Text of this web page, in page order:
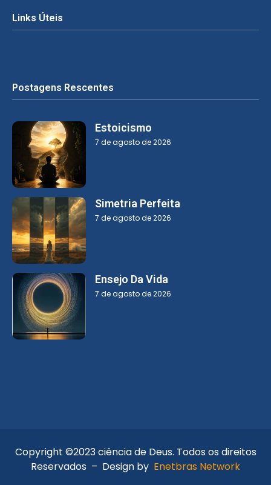
Links Úteis
Postagens Rescentes
Estoicismo
7 de agosto de 2026
Simetria Perfeita
7 de agosto de 2026
Ensejo Da Vida
7 de agosto de 2026
Copyright ©2023 ciência de Deus. Todos os direitos
Reservados – Design by Enetbras Network